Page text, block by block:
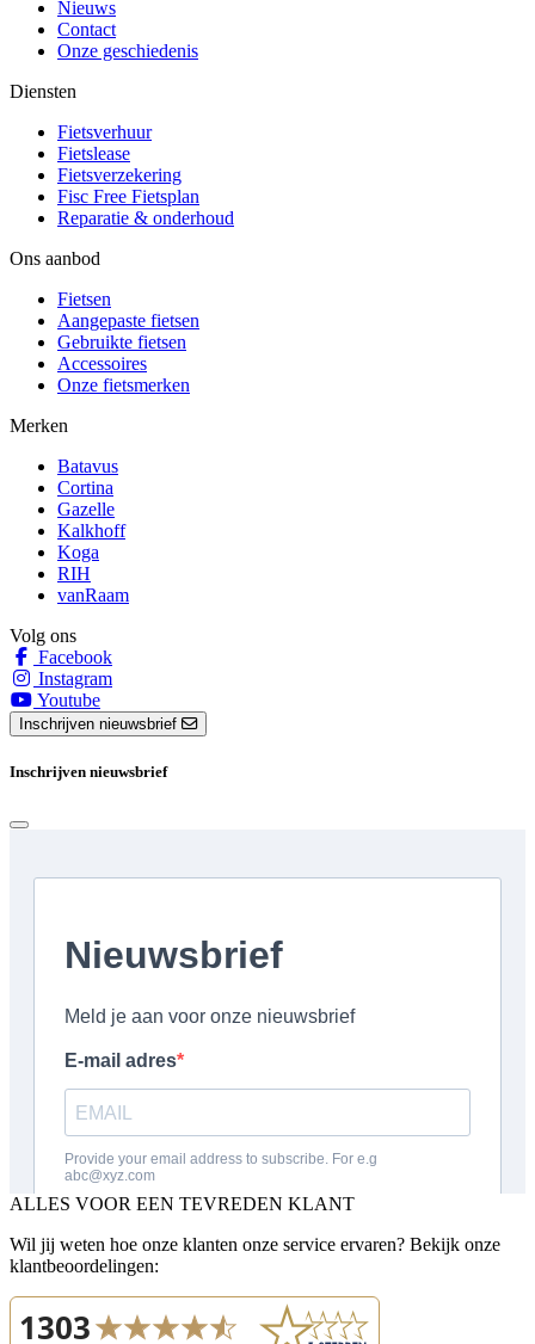
Nieuws
Contact
Onze geschiedenis
Diensten
Fietsverhuur
Fietslease
Fietsverzekering
Fisc Free Fietsplan
Reparatie & onderhoud
Ons aanbod
Fietsen
Aangepaste fietsen
Gebruikte fietsen
Accessoires
Onze fietsmerken
Merken
Batavus
Cortina
Gazelle
Kalkhoff
Koga
RIH
vanRaam
Volg ons
Facebook
Instagram
Youtube
Inschrijven nieuwsbrief
Inschrijven nieuwsbrief
ALLES VOOR EEN TEVREDEN KLANT
Wil jij weten hoe onze klanten onze service ervaren? Bekijk onze
klantbeoordelingen: